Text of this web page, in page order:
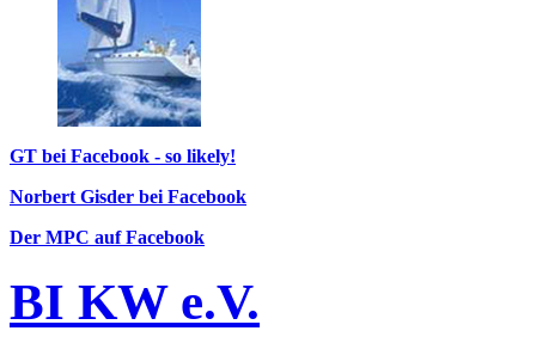
GT bei Facebook - so likely!
Norbert Gisder bei Facebook
Der MPC auf Facebook
BI KW e.V.